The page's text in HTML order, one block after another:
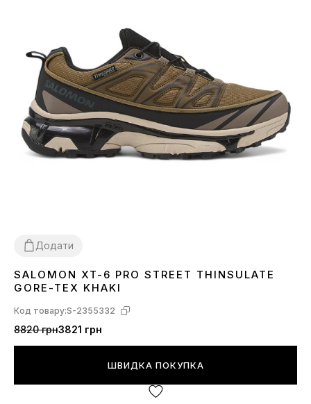
Додати
414243 44 45 46
SALOMON XT-6 PRO STREET THINSULATE
GORE-TEX KHAKI
Код товару:S-2355332
8820 грн3821 грн
ШВИДКА ПОКУПКА